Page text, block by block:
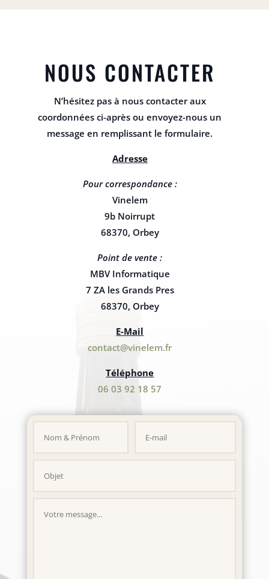
NOUS CONTACTER
N’hésitez pas à nous contacter aux
coordonnées ci-après ou envoyez-nous un
message en remplissant le formulaire.
Adresse
Pour correspondance :
Vinelem
9b Noirrupt
68370, Orbey
Point de vente :
MBV Informatique
7 ZA les Grands Pres
68370, Orbey
E-Mail
contact@vinelem.fr
Téléphone
06 03 92 18 57